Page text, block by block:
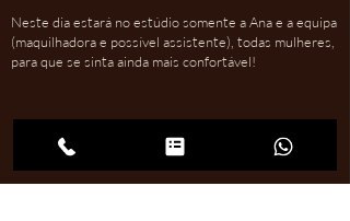
Neste dia estará no estúdio somente a Ana e a equipa
(maquilhadora e possível assistente), todas mulheres,
para que se sinta ainda mais confortável!